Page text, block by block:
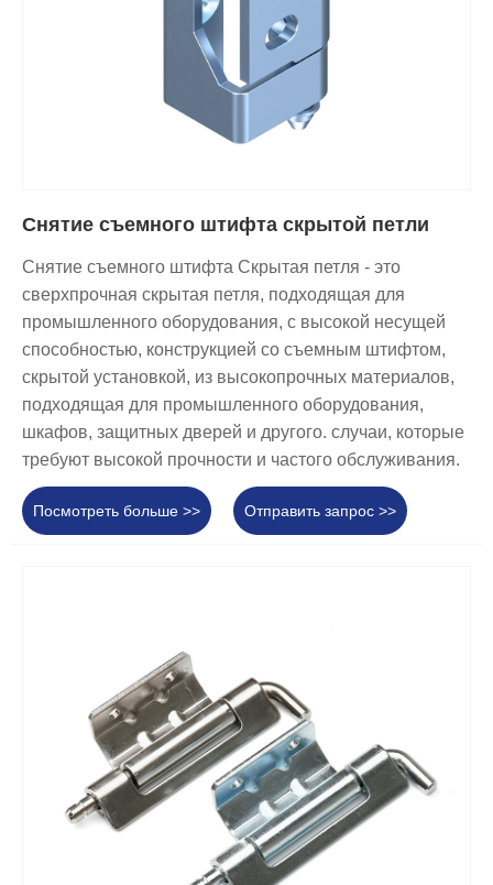
Снятие съемного штифта скрытой петли
Снятие съемного штифта Скрытая петля - это
сверхпрочная скрытая петля, подходящая для
промышленного оборудования, с высокой несущей
способностью, конструкцией со съемным штифтом,
скрытой установкой, из высокопрочных материалов,
подходящая для промышленного оборудования,
шкафов, защитных дверей и другого. случаи, которые
требуют высокой прочности и частого обслуживания.
Посмотреть больше >> Отправить запрос >>